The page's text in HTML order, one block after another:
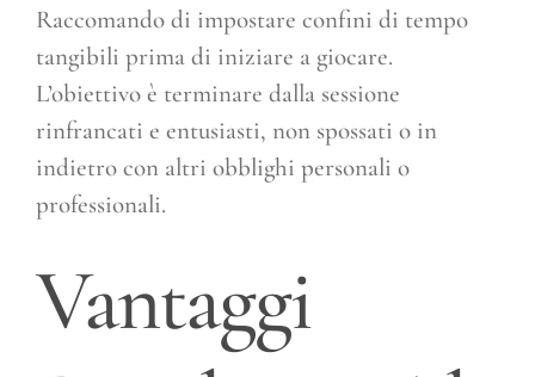
Raccomando di impostare confini di tempo
tangibili prima di iniziare a giocare.
L’obiettivo è terminare dalla sessione
rinfrancati e entusiasti, non spossati o in
indietro con altri obblighi personali o
professionali.
Vantaggi